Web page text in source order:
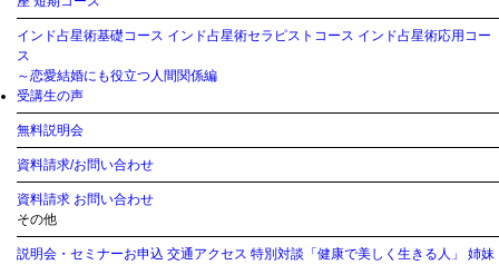
インド占星術基礎コース インド占星術セラピストコース インド占星術応用コー
ス
～恋愛結婚にも役立つ人間関係編
受講生の声
無料説明会
資料請求/お問い合わせ
資料請求 お問い合わせ
その他
説明会・セミナーお申込 交通アクセス 特別対談「健康で美しく生きる人」
姉妹